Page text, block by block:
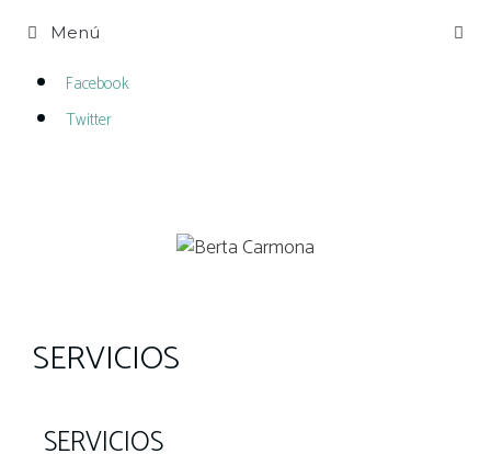
Menú
Facebook
Twitter
SERVICIOS
SERVICIOS